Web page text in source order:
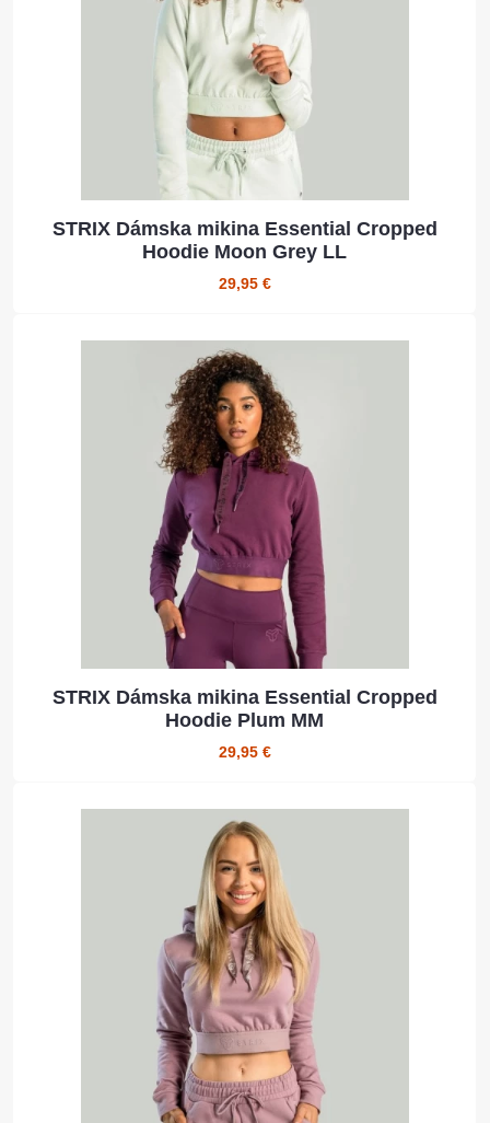
STRIX Dámska mikina Essential Cropped
Hoodie Moon Grey LL
29,95 €
STRIX Dámska mikina Essential Cropped
Hoodie Plum MM
29,95 €